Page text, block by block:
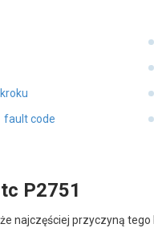
fault code
P2751
najczęściej przyczyną tego